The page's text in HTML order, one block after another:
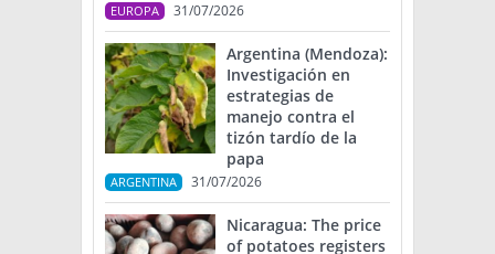
EUROPA 31/07/2026
Argentina (Mendoza):
Investigación en
estrategias de
manejo contra el
tizón tardío de la
papa
ARGENTINA 31/07/2026
Nicaragua: The price
of potatoes registers